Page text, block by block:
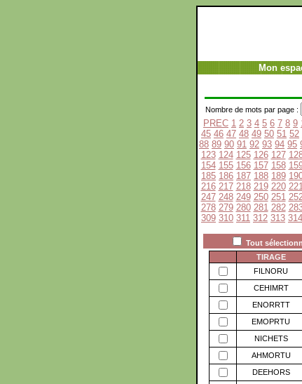
Mon
Nombre de mots par page :
PREC 1 2 3 4 5 6 7 8 9
45 46 47 48 49 50 51 52
88 89 90 91 92 93 94 95
123 124 125 126 127
154 155 156 157 158
185 186 187 188 189
216 217 218 219 220
247 248 249 250 251
278 279 280 281 282
309 310 311 312 313 314
Tout
TIRAGE
FILNORU
CEHIMRT
ENORRTT
EMOPRTU
NICHETS
AHMORTU
DEEHORS